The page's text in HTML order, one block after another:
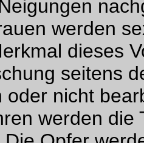
werden
dieses
seitens
oder nicht
werden